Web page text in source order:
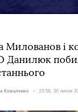
Милованов і
Данилюк
Коваленко Дата:
23:58, 30 липня